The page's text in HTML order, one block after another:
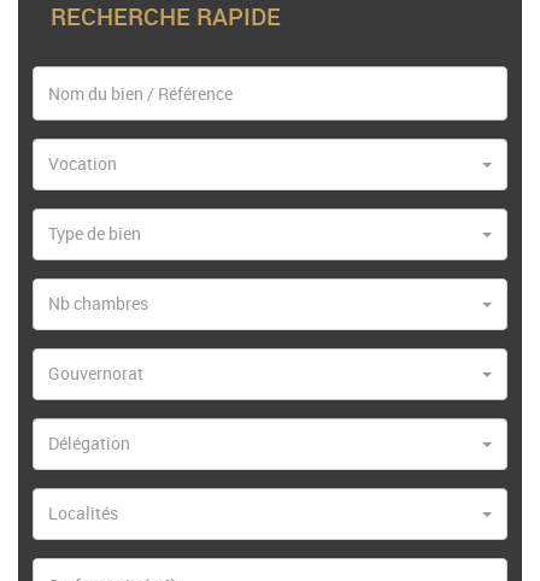
RECHERCHE RAPIDE
Vocation
Type de bien
Nb chambres
Gouvernorat
Délégation
Localités